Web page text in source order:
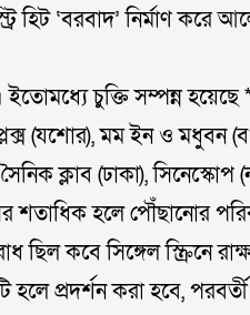
হিট ‘বরবাদ’ নির্মাণ করে
চুক্তি সম্পন্ন হয়েছে
(যশোর), মম ইন ও মধুবন
ক্লাব (ঢাকা), সিনেস্কোপ
শতাধিক হলে পৌঁছানোর
কবে সিঙ্গেল স্ক্রিনে
প্রদর্শন করা হবে,